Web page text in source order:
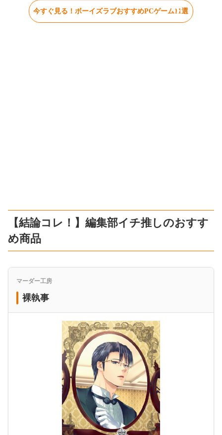
今すぐ見る！ボーイズラブおすすめPCゲーム11選
【結論コレ！】編集部イチ推しのおすす
め商品
マーダー工房
裸執事